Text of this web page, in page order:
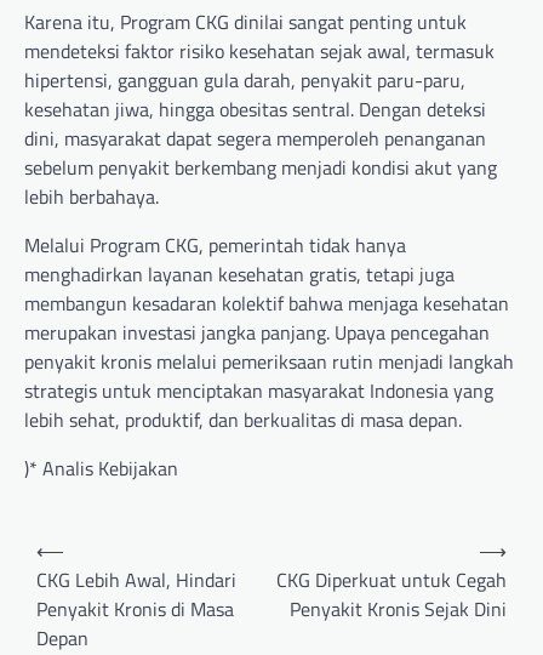
Karena itu, Program CKG dinilai sangat penting untuk
mendeteksi faktor risiko kesehatan sejak awal, termasuk
hipertensi, gangguan gula darah, penyakit paru-paru,
kesehatan jiwa, hingga obesitas sentral. Dengan deteksi
dini, masyarakat dapat segera memperoleh penanganan
sebelum penyakit berkembang menjadi kondisi akut yang
lebih berbahaya.
Melalui Program CKG, pemerintah tidak hanya
menghadirkan layanan kesehatan gratis, tetapi juga
membangun kesadaran kolektif bahwa menjaga kesehatan
merupakan investasi jangka panjang. Upaya pencegahan
penyakit kronis melalui pemeriksaan rutin menjadi langkah
strategis untuk menciptakan masyarakat Indonesia yang
lebih sehat, produktif, dan berkualitas di masa depan.
)* Analis Kebijakan
Post
navigation
⟵
CKG Lebih Awal, Hindari
Penyakit Kronis di Masa
Depan
CKG Diperkuat untuk Cegah
Penyakit Kronis Sejak Dini
⟶